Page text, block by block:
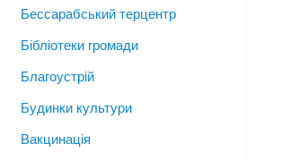
Бессарабський терцентр
Бібліотеки громади
Благоустрій
Будинки культури
Вакцинація